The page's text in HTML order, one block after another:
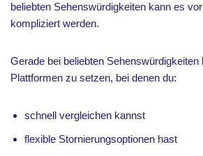
beliebten Sehenswürdigkeiten kann es
kompliziert werden.
Gerade bei beliebten Sehenswürdigkeiten
Plattformen zu setzen, bei denen du:
schnell vergleichen kannst
flexible Stornierungsoptionen hast